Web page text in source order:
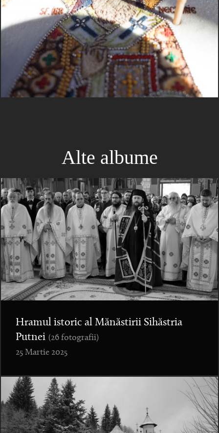
Alte albume
Hramul istoric al Mănăstirii Sihăstria
Putnei (26 fotografii)
25 Martie 2025